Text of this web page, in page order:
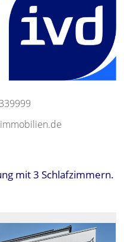
mit 3 Schlafzimmern.